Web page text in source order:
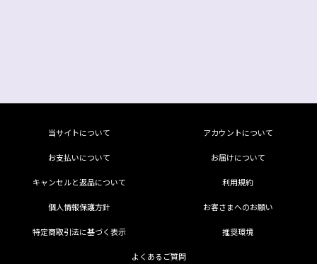
当サイトについて アカウントについて
お支払いについて お届けについて
キャンセルと返品について 利用規約
個人情報保護方針 お客さまへのお願い
特定商取引法に基づく表示 推奨環境
よくあるご質問